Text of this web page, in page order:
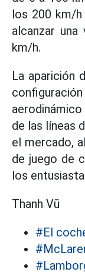
los 200 km/h
alcanzar
km/h.
La aparición
de las líneas
el mercado,
de juego de
los
Thanh Vũ
#El